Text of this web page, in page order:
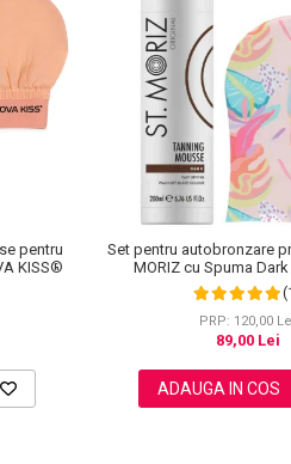
pentru
KISS®
Set pentru autobronzare
MORIZ cu Spuma
Sunkissed,
PRP: 120,00
89,00 Lei
ADAUGA IN COS